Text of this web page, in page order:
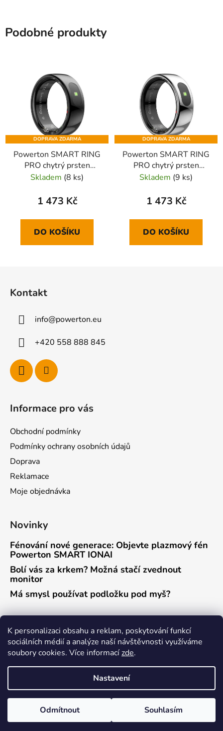
K personalizaci obsahu a reklam, poskytování funkcí
sociálních médií a analýze naší návštěvnosti využíváme
soubory cookies. Více informacízde.
Nastavení
Odmítnout Souhlasím
Podobné produkty
DOPRAVA ZDARMA
Powerton SMART RING
PRO chytrý prsten
velikost 9, černý
Skladem (8 ks)
1 473 Kč
DO KOŠÍKU
DOPRAVA ZDARMA
Powerton SMART RING
PRO chytrý prsten
velikost 9, stříbrný
Skladem (9 ks)
1 473 Kč
DO KOŠÍKU
Kontakt
info@powerton.eu
+420 558 888 845
Informace pro vás
Obchodní podmínky
Podmínky ochrany osobních údajů
Doprava
Reklamace
Moje objednávka
Novinky
Fénování nové generace: Objevte plazmový fén
Powerton SMART IONAI
Bolí vás za krkem? Možná stačí zvednout
monitor
Má smysl používat podložku pod myš?
Přijímáme online platby
Vytvořil Shoptet
Copyright 2026
. Všechna práva
vyhrazena.Upravit nastavení cookies